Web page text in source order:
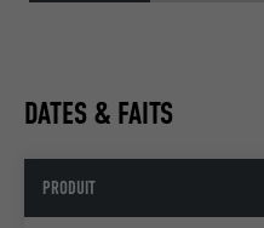
DATES & FAITS
PRODUIT